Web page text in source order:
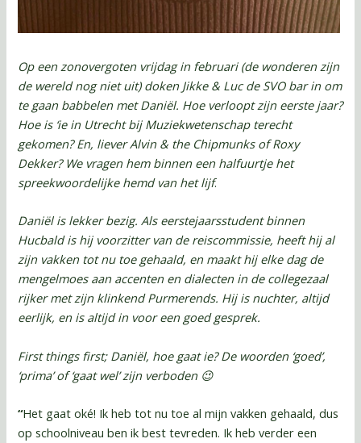
Op een zonovergoten vrijdag in februari (de wonderen zijn
de wereld nog niet uit) doken Jikke & Luc de SVO bar in om
te gaan babbelen met Daniël. Hoe verloopt zijn eerste jaar?
Hoe is ‘ie in Utrecht bij Muziekwetenschap terecht
gekomen? En, liever Alvin & the Chipmunks of Roxy
Dekker? We vragen hem binnen een halfuurtje het
spreekwoordelijke hemd van het lijf.
Daniël is lekker bezig. Als eerstejaarsstudent binnen
Hucbald is hij voorzitter van de reiscommissie, heeft hij al
zijn vakken tot nu toe gehaald, en maakt hij elke dag de
mengelmoes aan accenten en dialecten in de collegezaal
rijker met zijn klinkend Purmerends. Hij is nuchter, altijd
eerlijk, en is altijd in voor een goed gesprek.
First things first; Daniël, hoe gaat ie? De woorden ‘goed’,
‘prima’ of ‘gaat wel’ zijn verboden 😉
“Het gaat oké! Ik heb tot nu toe al mijn vakken gehaald, dus
op schoolniveau ben ik best tevreden. Ik heb verder een